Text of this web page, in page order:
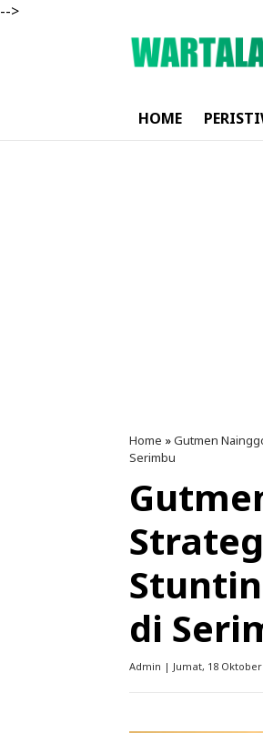
-->
HOME
Home »Gutmen
Serimbu
di
Admin | Jumat, 18 Oktober